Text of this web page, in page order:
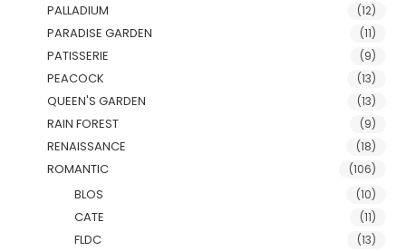
PALLADIUM (12)
PARADISE GARDEN (11)
PATISSERIE (9)
PEACOCK (13)
QUEEN'S GARDEN (13)
RAIN FOREST (9)
RENAISSANCE (18)
ROMANTIC (106)
BLOS (10)
CATE (11)
FLDC (13)